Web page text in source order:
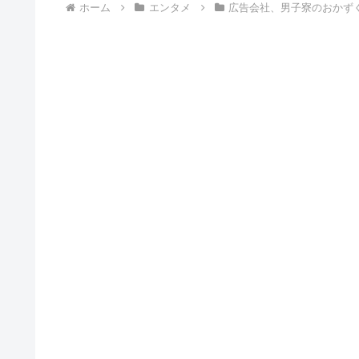
ホーム エンタメ 広告会社、男子寮のおかず